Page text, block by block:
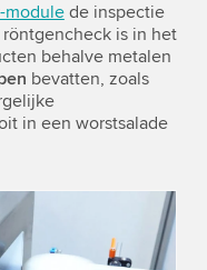
modulede inspectie
is in het
behalve metalen
bevatten, zoals
in een worstsalade
the YouTube